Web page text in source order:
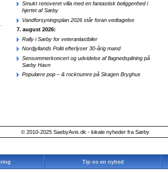
Smukt renoveret villa med en fantastisk beliggenhed i
hjertet af Sæby
Vandforsyningsplan 2026 står foran vedtagelse
7. august 2026:
Rally i Sæby for veteranlastbiler
Nordjyllands Politi efterlyser 30-årig mand
Sensommerkoncert og udvidelse af flagnedspilning på
Sæby Havn
Populære pop – & rocknumre på Skagen Bryghus
© 2010-2025 SaebyAvis.dk - lokale nyheder fra Sæby
Tip os en nyhed